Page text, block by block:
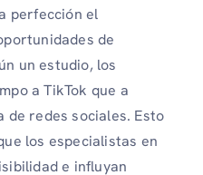
perfección el
de
un estudio, los
a TikTok que a
redes sociales. Esto
los especialistas en
e influyan